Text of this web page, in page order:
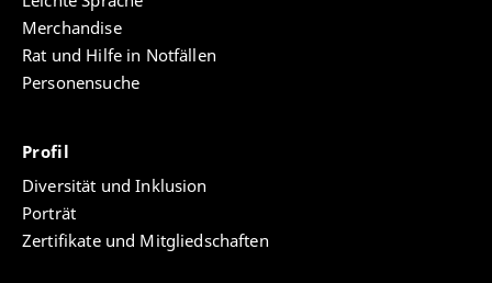
Perspektiven interdisziplinär (SpatioTemporality /
RaumZeitlichkeit. Practices – Concepts – Media /
Praktiken – Konzepte – Medien, Bd. 2), Berlin /
Boston 2018, S. 1–8.
Susanne Rau, Katharina Waldner (Hgg.): SpaceTime
of the Imperial (SpatioTemporality /
RaumZeitlichkeit. Practices – Concepts – Media /
Praktiken – Konzepte – Medien, Bd. 2), Berlin, Boston
2017, S. 95–99.
Merchandise
Rat und Hilfe in Notfällen
Personensuche
Profil
Diversität und Inklusion
Porträt
Zertifikate und Mitgliedschaften